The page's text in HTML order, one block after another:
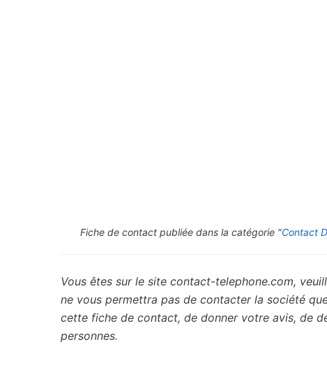
Fiche de contact publiée dans la catégorie "Contact
Vous êtes sur le site contact-telephone.com,
ne vous permettra pas de contacter la société
cette fiche de contact, de donner votre avis, de
personnes.